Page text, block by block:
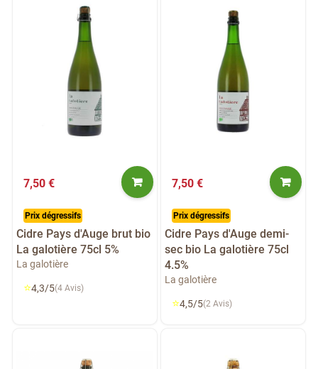
7,50 €
Prix dégressifs
Cidre Pays d'Auge brut bio
La galotière 75cl 5%
La galotière
⭐4,3/5(4 Avis)
7,50 €
Prix dégressifs
Cidre Pays d'Auge demi-
sec bio La galotière 75cl
4.5%
La galotière
⭐4,5/5(2 Avis)